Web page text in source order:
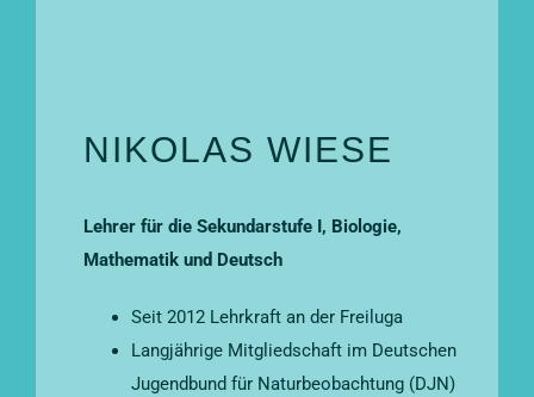
NIKOLAS WIESE
Lehrer für die Sekundarstufe I, Biologie,
Mathematik und Deutsch
Seit 2012 Lehrkraft an der Freiluga
Langjährige Mitgliedschaft im Deutschen
Jugendbund für Naturbeobachtung (DJN)